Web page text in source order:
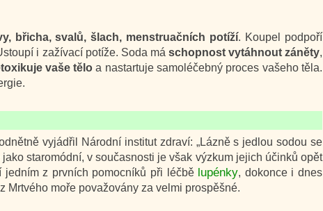
břicha, svalů, šlach, menstruačních potíží. Koupel podpoří
i zažívací potíže. Soda má schopnost vytáhnout záněty,
vaše tělo a nastartuje samoléčebný proces vašeho těla.
vyjádřil Národní institut zdraví: „Lázně s jedlou sodou se
staromódní, v současnosti je však výzkum jejich účinků opět
z prvních pomocníků při léčbě lupénky, dokonce i dnes
Mrtvého moře považovány za velmi prospěšné.